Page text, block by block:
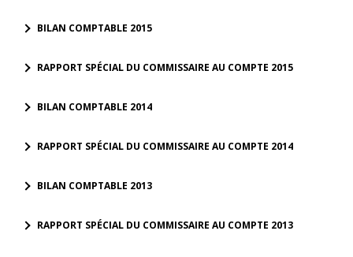
BILAN COMPTABLE 2015
RAPPORT SPÉCIAL DU COMMISSAIRE AU COMPTE 2015
BILAN COMPTABLE 2014
RAPPORT SPÉCIAL DU COMMISSAIRE AU COMPTE 2014
BILAN COMPTABLE 2013
RAPPORT SPÉCIAL DU COMMISSAIRE AU COMPTE 2013